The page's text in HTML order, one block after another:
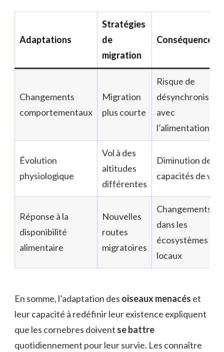
Adaptations
Stratégies
de
migration
Conséquences
Changements
comportementaux
Migration
plus courte
Risque de
avec
l’alimentation
Évolution
physiologique
Vol à des
altitudes
différentes
Diminution des
capacités de vol
Réponse à la
disponibilité
alimentaire
Nouvelles
routes
migratoires
Changements
dans les
écosystèmes
locaux
En somme, l’adaptation des oiseaux menacés et
leur capacité à redéfinir leur existence expliquent
que les cornebres doivent se battre
quotidiennement pour leur survie. Les connaître